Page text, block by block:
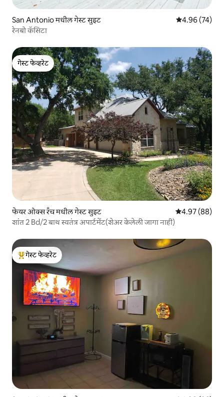
San Antonio मधील गेस्ट सुइट 5 पैकी 4.96
4.96 (74)
रेनबो कॅसिटा
गेस्ट फेव्हरेट
गेस्ट फेव्हरेट
फेयर ओक्स रँच मधील गेस्ट सुइट 5 पैकी 4.97
4.97 (88)
शांत 2 Bd/2 बाथ स्वतंत्र अपार्टमेंट(शेअर केलेली जागा नाही)
टॉप गेस्ट फेव्हरेट
गेस्ट फेव्हरेट